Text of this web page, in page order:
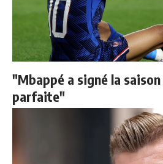
"Mbappé a signé la
parfaite"